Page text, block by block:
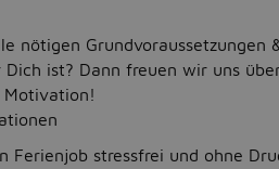
nötigen Grundvoraussetzungen
Dich ist? Dann freuen wir uns
Motivation!
Ferienjob stressfrei und ohne